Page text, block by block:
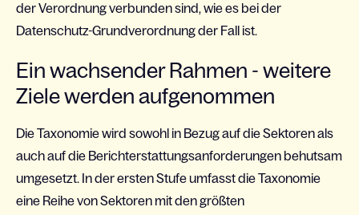
der Verordnung verbunden sind, wie es bei der
Datenschutz-Grundverordnung der Fall ist.
Ein wachsender Rahmen - weitere
Ziele werden aufgenommen
Die Taxonomie wird sowohl in Bezug auf die Sektoren als
auch auf die Berichterstattungsanforderungen behutsam
umgesetzt. In der ersten Stufe umfasst die Taxonomie
eine Reihe von Sektoren mit den größten